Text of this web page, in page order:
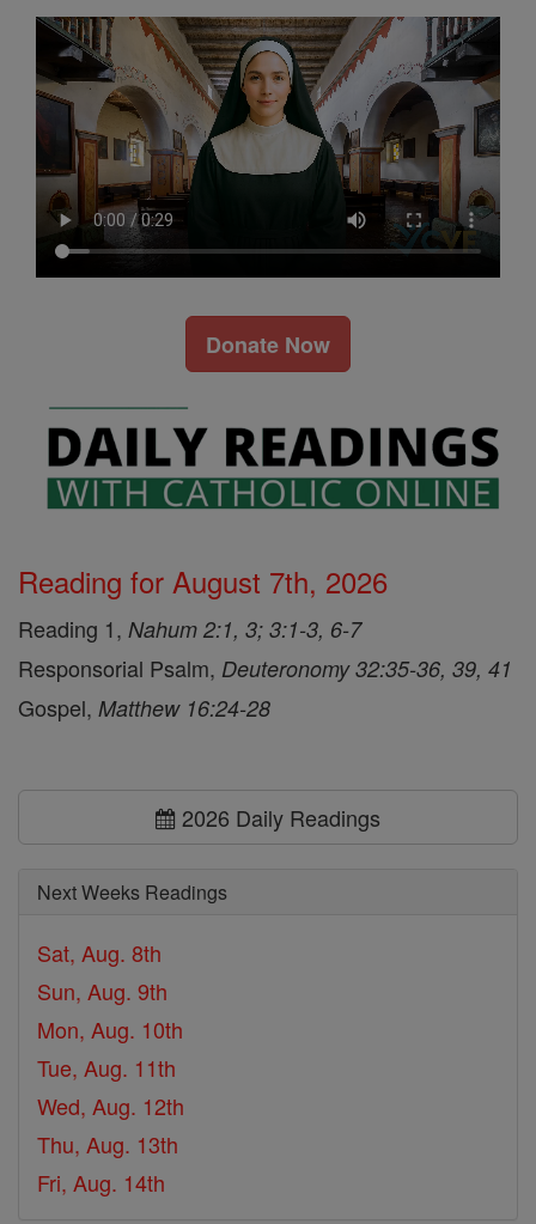
Donate Now
Reading for August 7th, 2026
Reading 1, Nahum 2:1, 3; 3:1-3, 6-7
Responsorial Psalm, Deuteronomy 32:35-36, 39, 41
Gospel, Matthew 16:24-28
2026 Daily Readings
Next Weeks Readings
Sat, Aug. 8th
Sun, Aug. 9th
Mon, Aug. 10th
Tue, Aug. 11th
Wed, Aug. 12th
Thu, Aug. 13th
Fri, Aug. 14th